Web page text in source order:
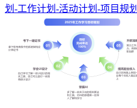
划-工作计划-活动计划-项目规划